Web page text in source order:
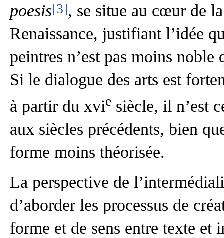
poesis[3], se situe au cœur de
Renaissance, justifiant l’idée
peintres n’est pas moins
Si le dialogue des arts est
à partir du xvie siècle, il n’est
aux siècles précédents, bien
forme moins théorisée.
La perspective de
d’aborder les processus de
forme et de sens entre texte et